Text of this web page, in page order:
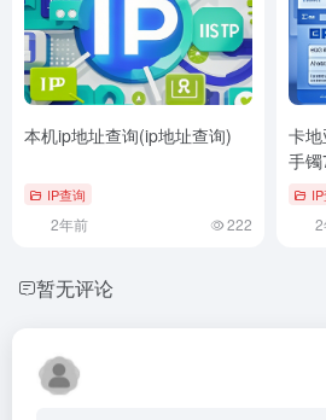
本机ip地址查询(ip地址查询)
IP查询
2年前 222
卡
手
暂无评论